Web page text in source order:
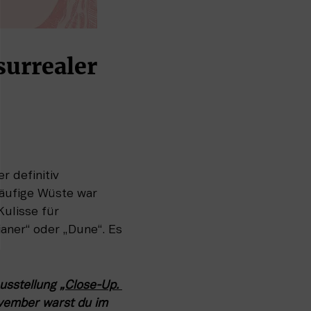
definitiv
Wüste war
für
oder „Dune“. Es
„Close-Up.
warst du im